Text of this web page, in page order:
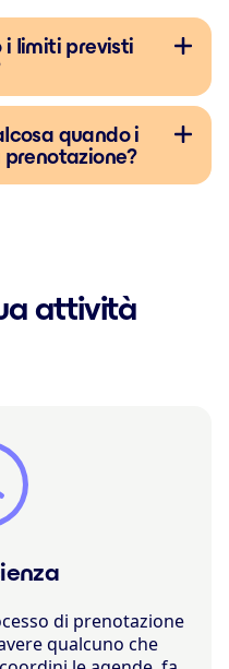
i limiti previsti
quando i
attività
di prenotazione
qualcuno che